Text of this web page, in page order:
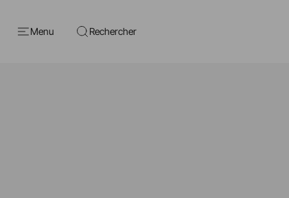
Menu Rechercher